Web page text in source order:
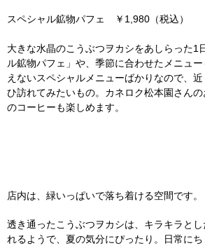
スペシャル鉱物パフェ ￥1,980（税込）
大きな水晶のこうぶつヲカシをあしらった1
ル鉱物パフェ」や、季節に合わせたメニュ
えないスペシャルメニューばかりなので、
ひ訪れてみたいもの。カネロク松本園さん
のコーヒーも楽しめます。
店内は、緑いっぱいで落ち着ける空間です。
透き通ったこうぶつヲカシは、キラキラとし
れるようで、夏の気分にぴったり。日常に